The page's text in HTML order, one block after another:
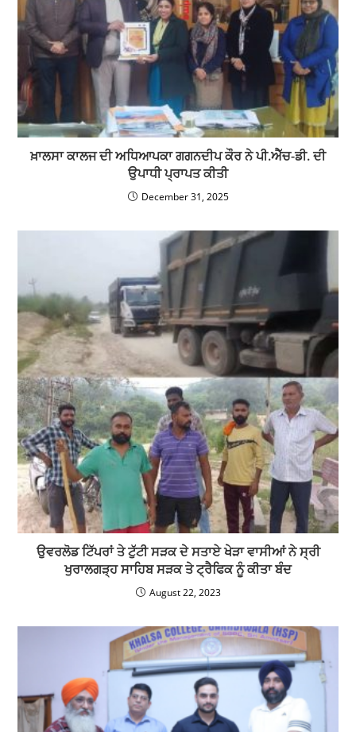
ਖ਼ਾਲਸਾ ਕਾਲਜ ਦੀ ਅਧਿਆਪਕਾ ਗਗਨਦੀਪ ਕੌਰ ਨੇ ਪੀ.ਐੱਚ-ਡੀ. ਦੀ
ਉਪਾਧੀ ਪ੍ਰਾਪਤ ਕੀਤੀ
December 31, 2025
ਉਵਰਲੋਡ ਟਿੱਪਰਾਂ ਤੇ ਟੁੱਟੀ ਸੜਕ ਦੇ ਸਤਾਏ ਖੇੜਾ ਵਾਸੀਆਂ ਨੇ ਸ੍ਰੀ
ਖੁਰਾਲਗੜ੍ਹ ਸਾਹਿਬ ਸੜਕ ਤੇ ਟ੍ਰੈਫਿਕ ਨੂੰ ਕੀਤਾ ਬੰਦ
August 22, 2023